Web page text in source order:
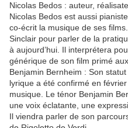
Nicolas Bedos : auteur,
Nicolas Bedos est aussi
co-écrit la musique de ses
Sinclair pour parler de la
à aujourd’hui. Il interprétera
générique de son film primé
Benjamin Bernheim : Son
lyrique a été confirmé en
musique. Le ténor Benjamin
une voix éclatante, une
Il viendra parler de son